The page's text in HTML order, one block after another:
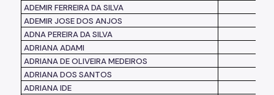
Laboratório de Inovação - Lab11
Notícias
Colegiado das Escolas de Governo
ADEMIR FERREIRA DA SILVA
ADEMIR JOSE DOS ANJOS
ADNA PEREIRA DA SILVA
ADRIANA ADAMI
ADRIANA DE OLIVEIRA MEDEIROS
ADRIANA DOS SANTOS
ADRIANA IDE